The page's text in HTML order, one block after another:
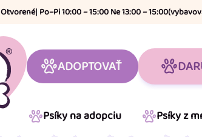
Otvorené| Po–Pi 10:00 – 15:00 Ne 13:00 – 15:00
ADOPTOVAŤ
Psíky na adopciu Psíky z